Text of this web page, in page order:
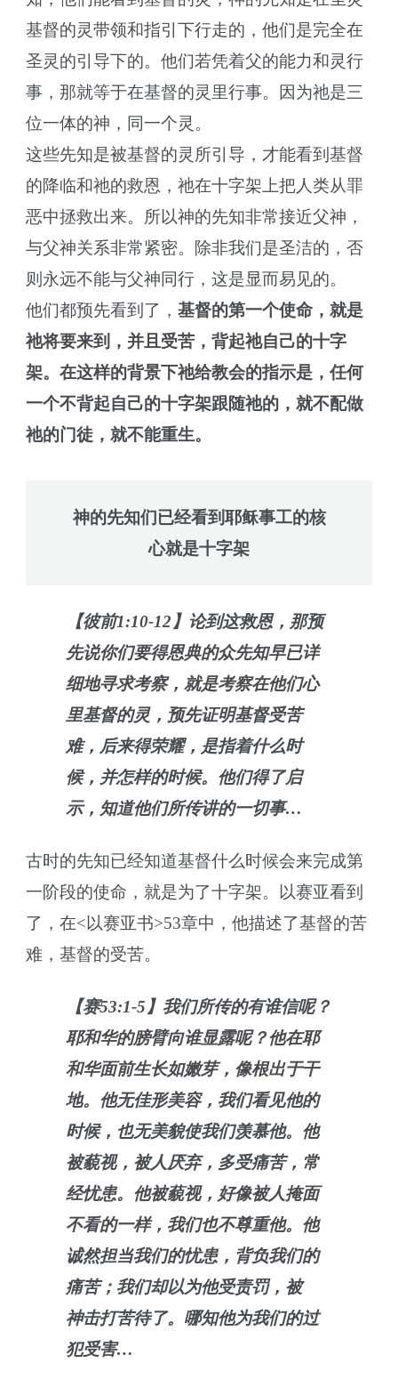
基督的灵带领和指引下行走的，他们是完全在
圣灵的引导下的。他们若凭着父的能力和灵行
事，那就等于在基督的灵里行事。因为祂是三
位一体的神，同一个灵。
这些先知是被基督的灵所引导，才能看到基督
的降临和祂的救恩，祂在十字架上把人类从罪
恶中拯救出来。所以神的先知非常接近父神，
与父神关系非常紧密。除非我们是圣洁的，否
则永远不能与父神同行，这是显而易见的。
他们都预先看到了，基督的第一个使命，就是
祂将要来到，并且受苦，背起祂自己的十字
架。在这样的背景下祂给教会的指示是，任何
一个不背起自己的十字架跟随祂的，就不配做
祂的门徒，就不能重生。
神的先知们已经看到耶稣事工的核
心就是十字架
【彼前1:10-12】论到这救恩，那预
先说你们要得恩典的众先知早已详
细地寻求考察，就是考察在他们心
里基督的灵，预先证明基督受苦
难，后来得荣耀，是指着什么时
候，并怎样的时候。他们得了启
示，知道他们所传讲的一切事…
古时的先知已经知道基督什么时候会来完成第
一阶段的使命，就是为了十字架。以赛亚看到
了，在<以赛亚书>53章中，他描述了基督的苦
难，基督的受苦。
【赛53:1-5】我们所传的有谁信呢？
耶和华的膀臂向谁显露呢？他在耶
和华面前生长如嫩芽，像根出于干
地。他无佳形美容，我们看见他的
时候，也无美貌使我们羡慕他。他
被藐视，被人厌弃，多受痛苦，常
经忧患。他被藐视，好像被人掩面
不看的一样，我们也不尊重他。他
诚然担当我们的忧患，背负我们的
痛苦；我们却以为他受责罚，被
神击打苦待了。哪知他为我们的过
犯受害…